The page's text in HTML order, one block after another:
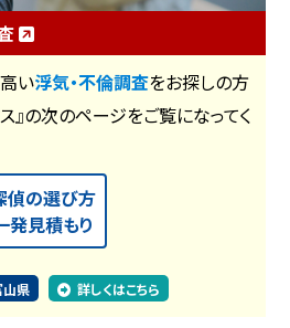
い浮気・不倫調査をお探しの方
』の次のページをご覧になってく
偵の選び方
発見積もり
山県 詳しくはこちら